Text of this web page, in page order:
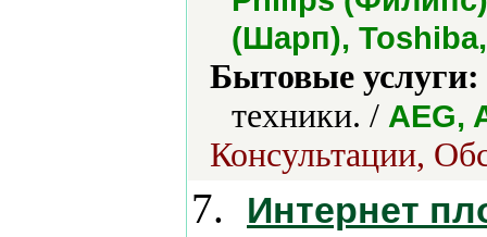
(Шарп),
Бытовые услуги:
техники. / AEG,
Консультации,
7.
Интернет